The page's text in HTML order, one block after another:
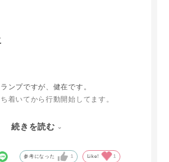
ンプですが、健在です。
着いてから行動開始してます。
ットや押し入れに置いておくと、数日
続きを読む
参考になった 1 Like! 1